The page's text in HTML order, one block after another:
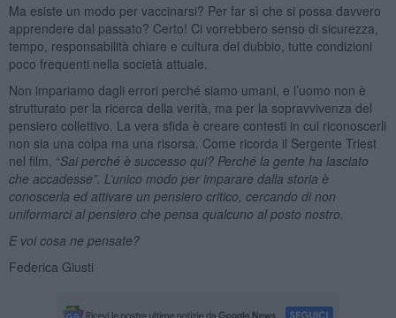
Ma esiste un modo per vaccinarsi? Per far sì che si possa davvero
apprendere dal passato? Certo! Ci vorrebbero senso di sicurezza,
tempo, responsabilità chiare e cultura del dubbio, tutte condizioni
poco frequenti nella società attuale.
Non impariamo dagli errori perché siamo umani, e l’uomo non è
strutturato per la ricerca della verità, ma per la sopravvivenza del
pensiero collettivo. La vera sfida è creare contesti in cui riconoscerli
non sia una colpa ma una risorsa. Come ricorda il Sergente Triest
nel film, “Sai perché è successo qui? Perché la gente ha lasciato
che accadesse”. L’unico modo per imparare dalla storia è
conoscerla ed attivare un pensiero critico, cercando di non
uniformarci al pensiero che pensa qualcuno al posto nostro.
E voi cosa ne pensate?
Federica Giusti